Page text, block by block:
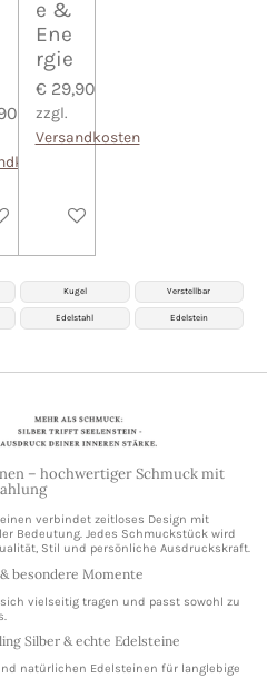
Warenkorb
e &
Ene
rgie
€ 29,90
zzgl.
Versandkosten
Bei Verfügbarkeit
Kugel Verstellbar
Edelstahl Edelstein
– hochwertiger Schmuck mit
verbindet zeitloses Design mit
Bedeutung. Jedes Schmuckstück wird
Stil und persönliche Ausdruckskraft.
besondere Momente
vielseitig tragen und passt sowohl zu
Silber & echte Edelsteine
natürlichen Edelsteinen für langlebige